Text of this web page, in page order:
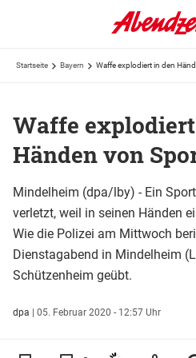
Startseite Bayern Waffe explodiert in den
Waffe
Händen von
Mindelheim (dpa/lby) - Ein
verletzt, weil in seinen Händen
Wie die Polizei am Mittwoch
Dienstagabend in Mindelheim
Schützenheim geübt.
dpa | 05. Februar 2020 - 12:57 Uhr